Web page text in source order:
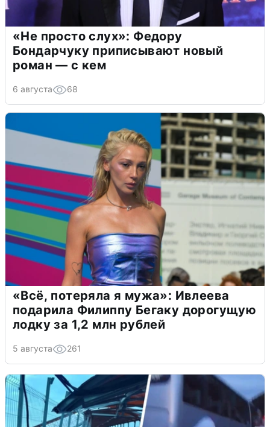
«Не просто слух»: Федору
Бондарчуку приписывают новый
роман — с кем
6 августа 68
«Всё, потеряла я мужа»: Ивлеева
подарила Филиппу Бегаку дорогущую
лодку за 1,2 млн рублей
5 августа 261